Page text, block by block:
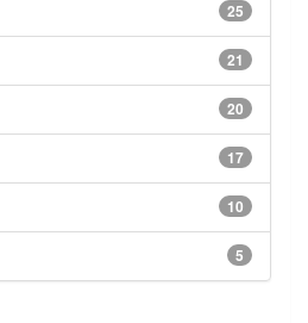
25
21
20
17
10
5